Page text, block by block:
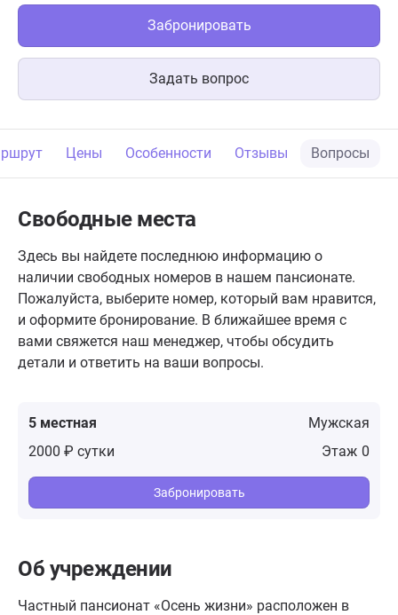
Забронировать
Задать вопрос
Цены Особенности Отзывы Вопросы
Свободные места
Здесь вы найдете последнюю информацию о
наличии свободных номеров в нашем пансионате.
Пожалуйста, выберите номер, который вам нравится,
и оформите бронирование. В ближайшее время с
вами свяжется наш менеджер, чтобы обсудить
детали и ответить на ваши вопросы.
5 местная
Мужская
0
2000 ₽ сутки
Забронировать
Об учреждении
Частный пансионат «Осень жизни» расположен в